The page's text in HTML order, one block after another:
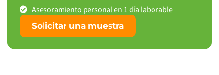
Asesoramiento personal en 1 día laborable
Solicitar una muestra